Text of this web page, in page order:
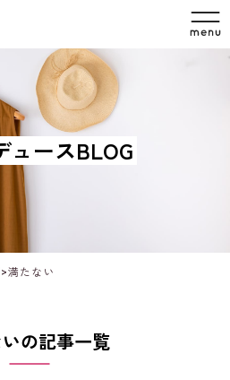
ュースBLOG
>満たない
の記事一覧